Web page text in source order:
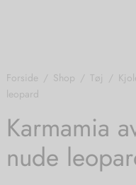
Forside / Shop / Tøj /
leopard
Karmamia
nude